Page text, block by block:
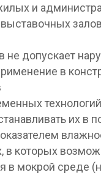
и
залов
не допускает
в
их в
в которых
в мокрой среде